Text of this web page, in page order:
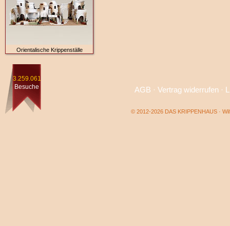
Orientalische Krippenställe
3.259.061
Besuche
AGB · Vertrag widerrufen·
© 2012-2026 DAS KRIPPENHAUS ·